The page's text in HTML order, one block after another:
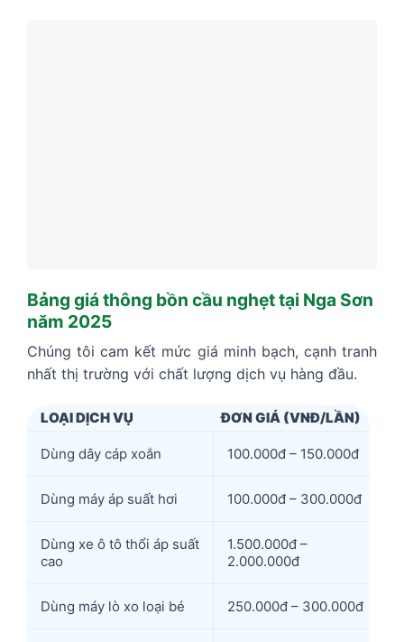
Bảng giá thông bồn cầu nghẹt tại Nga Sơn
năm 2025
Chúng tôi cam kết mức giá minh bạch, cạnh tranh
nhất thị trường với chất lượng dịch vụ hàng đầu.
LOẠI DỊCH VỤ ĐƠN GIÁ (VNĐ/LẦN)
Dùng dây cáp xoắn 100.000đ – 150.000đ
Dùng máy áp suất hơi 100.000đ – 300.000đ
Dùng xe ô tô thổi áp suất
cao
1.500.000đ –
2.000.000đ
Dùng máy lò xo loại bé 250.000đ – 300.000đ